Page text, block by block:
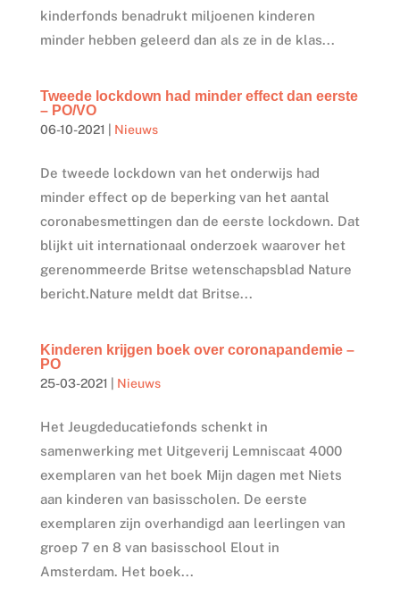
kinderfonds benadrukt miljoenen kinderen
minder hebben geleerd dan als ze in de klas...
Tweede lockdown had minder effect dan eerste
– PO/VO
06-10-2021 Nieuws
De tweede lockdown van het onderwijs had
minder effect op de beperking van het aantal
coronabesmettingen dan de eerste lockdown. Dat
blijkt uit internationaal onderzoek waarover het
gerenommeerde Britse wetenschapsblad Nature
bericht.Nature meldt dat Britse...
Kinderen krijgen boek over coronapandemie –
PO
25-03-2021 Nieuws
Het Jeugdeducatiefonds schenkt in
samenwerking met Uitgeverij Lemniscaat 4000
exemplaren van het boek Mijn dagen met Niets
aan kinderen van basisscholen. De eerste
exemplaren zijn overhandigd aan leerlingen van
groep 7 en 8 van basisschool Elout in
Amsterdam. Het boek...